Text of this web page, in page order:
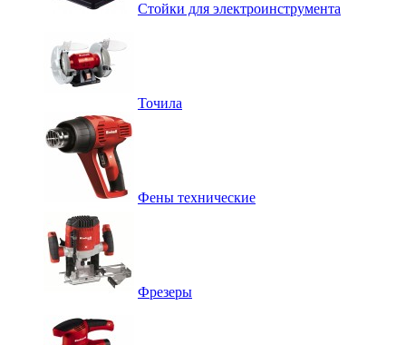
Стойки для электроинструмента
Точила
Фены технические
Фрезеры